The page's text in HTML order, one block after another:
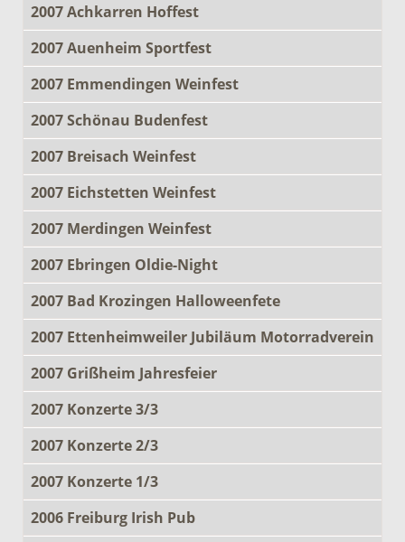
2007 Achkarren Hoffest
2007 Auenheim Sportfest
2007 Emmendingen Weinfest
2007 Schönau Budenfest
2007 Breisach Weinfest
2007 Eichstetten Weinfest
2007 Merdingen Weinfest
2007 Ebringen Oldie-Night
2007 Bad Krozingen Halloweenfete
2007 Ettenheimweiler Jubiläum Motorradverein
2007 Grißheim Jahresfeier
2007 Konzerte 3/3
2007 Konzerte 2/3
2007 Konzerte 1/3
2006 Freiburg Irish Pub